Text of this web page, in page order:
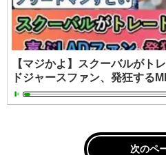
【マジかよ】スクーバルがト
ドジャースファン、発狂する
次のペ